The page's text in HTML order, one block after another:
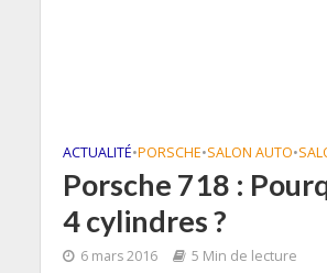
ACTUALITÉ•PORSCHE•SALON AUTO•
Porsche 718 :
4 cylindres ?
6 mars 2016 5 Min de lecture